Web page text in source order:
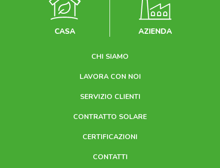
CHI SIAMO
LAVORA CON NOI
SERVIZIO CLIENTI
CONTRATTO SOLARE
CERTIFICAZIONI
CONTATTI
CASA AZIENDA